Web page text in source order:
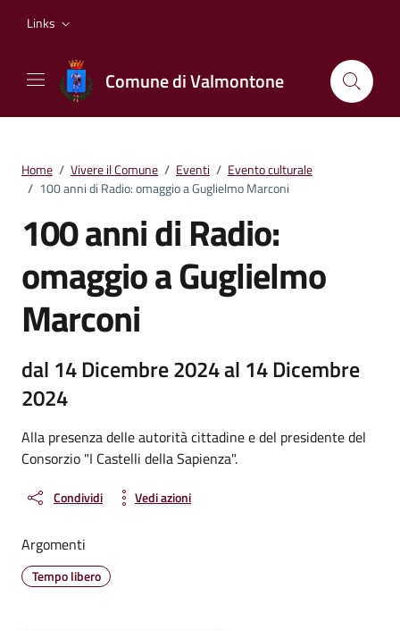
Links
Comune di Valmontone
Home / Vivere il Comune / Eventi / Evento culturale
/ 100 anni di Radio: omaggio a Guglielmo Marconi
100 anni di Radio:
omaggio a Guglielmo
Marconi
dal 14 Dicembre 2024 al 14 Dicembre
2024
Alla presenza delle autorità cittadine e del presidente del
Consorzio "I Castelli della Sapienza".
Condividi Vedi azioni
Argomenti
Tempo libero